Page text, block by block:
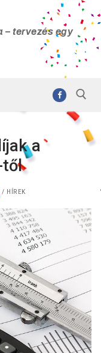
– tervezés egy
a
től
/ HÍREK